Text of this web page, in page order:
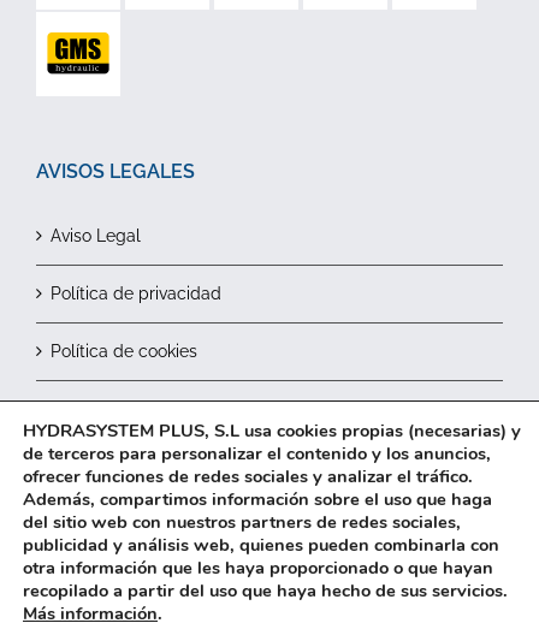
AVISOS LEGALES
Aviso Legal
Política de privacidad
Política de cookies
2026© HYDRASYSTEM Plus, S.L.
HYDRASYSTEM PLUS, S.L usa cookies propias (necesarias) y
de terceros para personalizar el contenido y los anuncios,
ofrecer funciones de redes sociales y analizar el tráfico.
Además, compartimos información sobre el uso que haga
del sitio web con nuestros partners de redes sociales,
publicidad y análisis web, quienes pueden combinarla con
otra información que les haya proporcionado o que hayan
recopilado a partir del uso que haya hecho de sus servicios.
Más información.